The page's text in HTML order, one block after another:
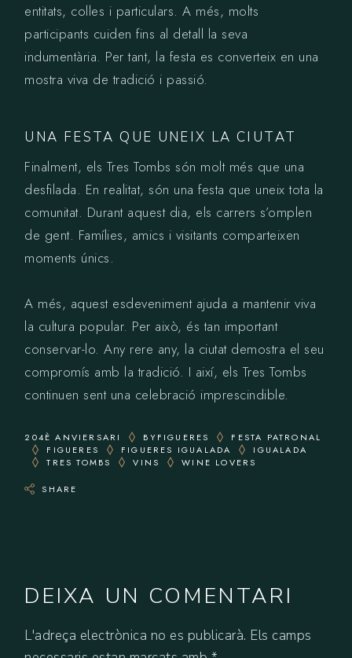
entitats, colles i particulars. A més, molts
participants cuiden fins al detall la seva
indumentària. Per tant, la festa es converteix en una
mostra viva de tradició i passió.
UNA FESTA QUE UNEIX LA CIUTAT
Finalment, els Tres Tombs són molt més que una
desfilada. En realitat, són una festa que uneix tota la
comunitat. Durant aquest dia, els carrers s’omplen
de gent. Famílies, amics i visitants comparteixen
moments únics.
A més, aquest esdeveniment ajuda a mantenir viva
la cultura popular. Per això, és tan important
conservar-lo. Any rere any, la ciutat demostra el seu
compromís amb la tradició. I així, els Tres Tombs
continuen sent una celebració imprescindible.
204È ANVIERSARI BYFIGUERES
FESTA PATRONAL
FIGUERES
FIGUERES IGUALADA
IGUALADA
TRES TOMBS
VINS WINE LOVERS
SHARE
DEIXA UN COMENTARI
L'adreça electrònica no es publicarà. Els camps